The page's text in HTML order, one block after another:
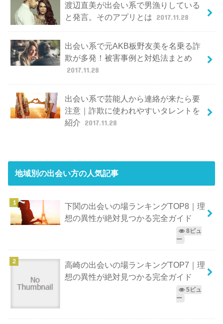
渡辺直美が出会い系で男漁りしている
と発言。そのアプリとは 2017.11.28
出会い系で元AKB板野友美を名乗る詐
欺が多発！被害事例と対処法まとめ
2017.11.28
出会い系で芸能人から連絡が来たら要
注意｜詐欺に使われやすいタレントを
紹介 2017.11.28
地域別の出会い方の人気記事
下関の出会いの場ランキングTOP8｜理
想の異性が絶対見つかる完全ガイド
8ビュ
ー
高崎の出会いの場ランキングTOP7｜理
想の異性が絶対見つかる完全ガイド
5ビュ
ー